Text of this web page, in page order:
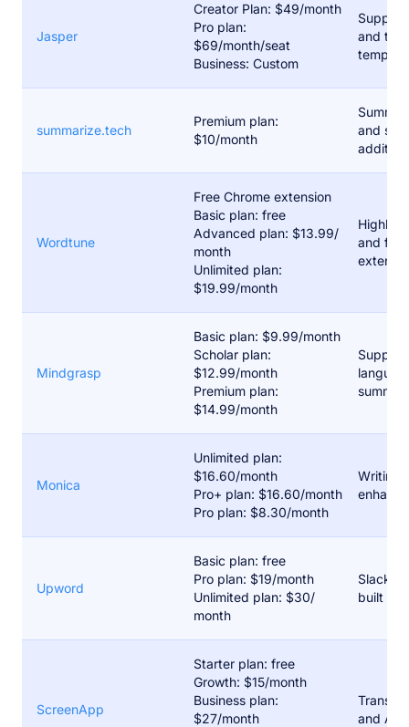
Jasper
Creator Plan: $49/month
Pro plan:
$69/month/seat
Business: Custom
and
summarize.tech
Premium plan:
$10/month
and
addition.
Wordtune
Free Chrome extension
Basic plan: free
Advanced plan: $13.99/
month
Unlimited plan:
$19.99/month
and
Mindgrasp
Basic plan: $9.99/month
Scholar plan:
$12.99/month
Premium plan:
$14.99/month
Monica
Unlimited plan:
$16.60/month
Pro+ plan: $16.60/month
Pro plan: $8.30/month
Writing
Upword
Basic plan: free
Pro plan: $19/month
Unlimited plan: $30/
month
Slack
built
ScreenApp
Starter plan: free
Growth: $15/month
Business plan:
$27/month
and